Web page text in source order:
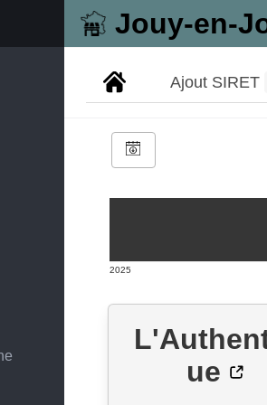
Jouy-en-
Ajout SIRET
2025
ue